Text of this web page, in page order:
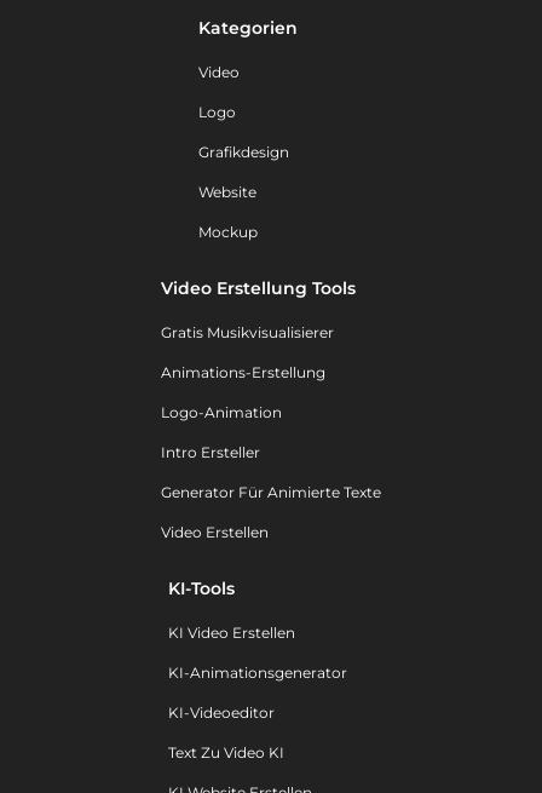
Kategorien
Video
Logo
Grafikdesign
Website
Mockup
Video Erstellung Tools
Gratis Musikvisualisierer
Animations-Erstellung
Logo-Animation
Intro Ersteller
Generator Für Animierte Texte
Video Erstellen
KI-Tools
KI Video Erstellen
KI-Animationsgenerator
KI-Videoeditor
Text Zu Video KI